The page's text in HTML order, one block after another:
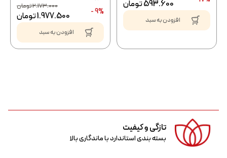
593.600تومان
افزودن به سبد
9% -
2.173.000تومان
1.977.500تومان
افزودن به سبد
تازگی و کیفیت
بسته بندی استاندارد با ماندگاری بالا